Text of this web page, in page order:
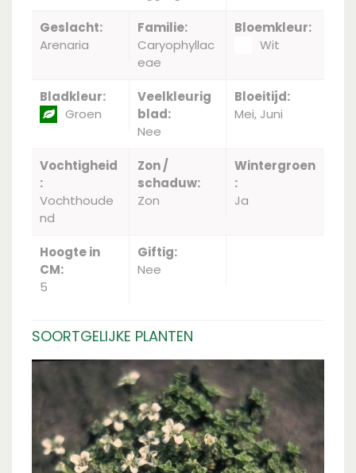
Geslacht:
Arenaria
Familie:
Caryophyllac
eae
Bloemkleur:
Wit
Bladkleur:
Groen
Veelkleurig
blad:
Nee
Bloeitijd:
Mei, Juni
Vochtigheid
:
Vochthoude
nd
Zon /
schaduw:
Zon
Wintergroen
:
Ja
Hoogte in
CM:
5
Giftig:
Nee
SOORTGELIJKE PLANTEN